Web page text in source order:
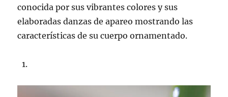
conocida por sus vibrantes colores y sus
elaboradas danzas de apareo mostrando las
características de su cuerpo ornamentado.